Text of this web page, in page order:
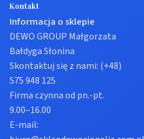
Kontakt
Informacja o sklepie
DEWO GROUP Małgorzata
Bałdyga Słonina
Skontaktuj się z nami: (+48)
575 948 125
Firma czynna od pn.-pt.
9.00–16.00
E-mail: